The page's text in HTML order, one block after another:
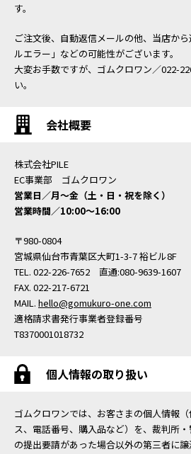
す。
ご注文後、自動返信メールの他、当店か
ルエラー」などの可能性がございます。
大変お手数ですが、ゴムクロワン／022-
い。
会社概要
株式会社PILE
EC事業部 ゴムクロワン
営業日／月〜金（土・日・祝を除く）
営業時間／10:00〜16:00
〒980-0804
宮城県仙台市青葉区大町1-3-7 裕ビル8F
TEL. 022-226-7652 直通:080-9639-1607
FAX. 022-217-6721
MAIL. hello@gomukuro-one.com
適格請求書発行事業者登録番号
T8370001018732
個人情報の取り扱い
ゴムクロワンでは、お客さまの個人情報
ス、電話番号、購入品など）を、裁判所
の提出要請があった場合以外の第三者に